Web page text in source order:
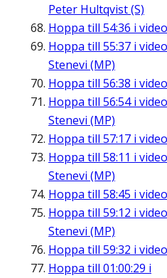
Peter Hultqvist (S)
Hoppa till 54:36 i
Hoppa till 55:37 i
Stenevi (MP)
Hoppa till 56:38 i
Hoppa till 56:54i
Stenevi (MP)
Hoppa till 57:17 i
Hoppa till 58:11 i
Stenevi (MP)
Hoppa till 58:45 i
Hoppa till 59:12 i
Stenevi (MP)
Hoppa till 59:32 i
Hoppa till 01:00:29 i